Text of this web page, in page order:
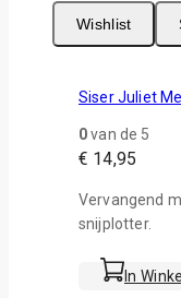
Wishlist
Siser Juliet
0van de 5
€ 14,95
Vervangend
snijplotter.
In